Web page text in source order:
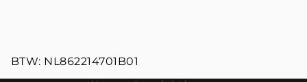
BTW: NL862214701B01
Wettelijke kennisgeving